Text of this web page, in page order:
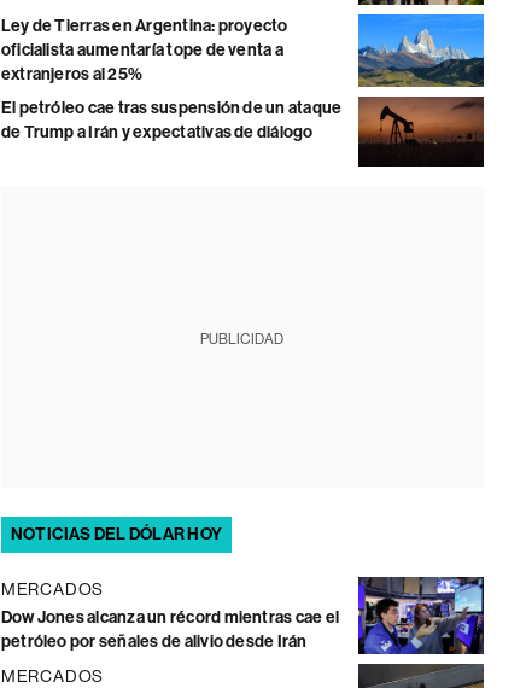
Ley de Tierras en Argentina: proyecto
oficialista aumentaría tope de venta a
extranjeros al 25%
El petróleo cae tras suspensión de un ataque
de Trump a Irán y expectativas de diálogo
PUBLICIDAD
NOTICIAS DEL DÓLAR HOY
MERCADOS
Dow Jones alcanza un récord mientras cae el
petróleo por señales de alivio desde Irán
MERCADOS